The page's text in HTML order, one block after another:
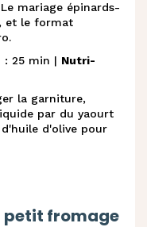
mariage épinards-
et le format
: 25 min | Nutri-
la garniture,
par du yaourt
d'olive pour
petit fromage